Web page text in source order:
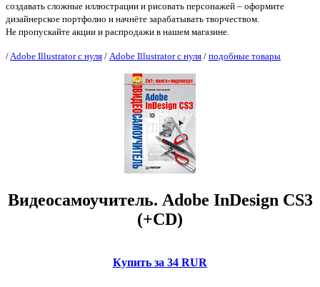
создавать сложные иллюстрации и рисовать персонажей – оформите
дизайнерское портфолио и начнёте зарабатывать творчеством.
Не пропускайте акции и распродажи в нашем магазине.
/Adobe Illustrator с нуля / Adobe Illustrator с нуля / подобные товары
Видеосамоучитель. Adobe InDesign CS3
(+CD)
Купить за 34 RUR